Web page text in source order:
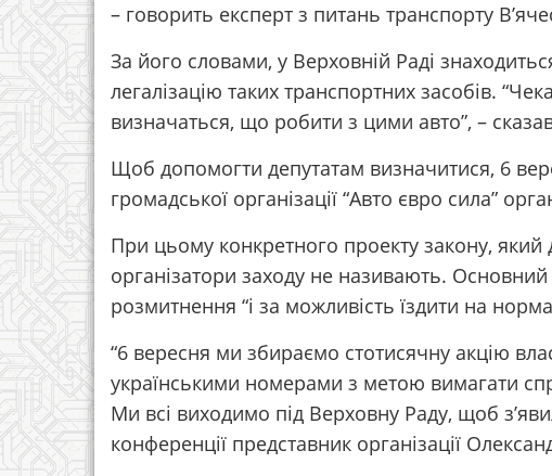
– говорить експерт з питань транспорту
За його словами, у Верховній Раді
легалізацію таких транспортних засобів.
визначаться, що робити з цими авто”, –
Щоб допомогти депутатам визначитися, 6
громадської організації “Авто євро сила”
При цьому конкретного проекту закону, який
організатори заходу не називають. Основний
розмитнення “і за можливість їздити на
“6 вересня ми збираємо стотисячну акцію
українськими номерами з метою вимагати
Ми всі виходимо під Верховну Раду, щоб
конференції представник організації